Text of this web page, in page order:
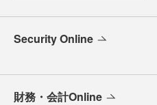
Security Online
財務・会計Online